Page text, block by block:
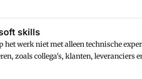
skills
het werk niet met alleen technische
zoals collega's, klanten, leveranciers